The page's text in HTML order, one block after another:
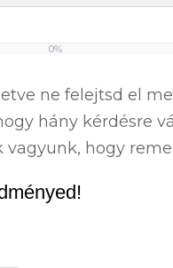
0%
ne felejtsd el
hány kérdésre
vagyunk, hogy